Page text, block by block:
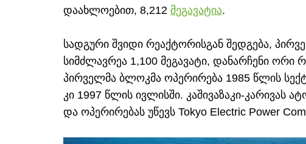
დაახლოებით, 8,212 მეგავატია.
სადგური შვიდი რეაქტორისგან შედგება,
სიმძლავრეა 1,100 მეგავატი, დანარჩენი ორი
პირველმა ბლოკმა ოპერირება 1985 წლის
კი 1997 წლის ივლისში. კაშივაზაკი-კარივას
და ოპერირებას უწევს Tokyo Electric Power